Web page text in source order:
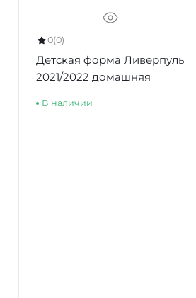
0(0)
Детская форма Ливерпуль
2021/2022 домашняя
В наличии